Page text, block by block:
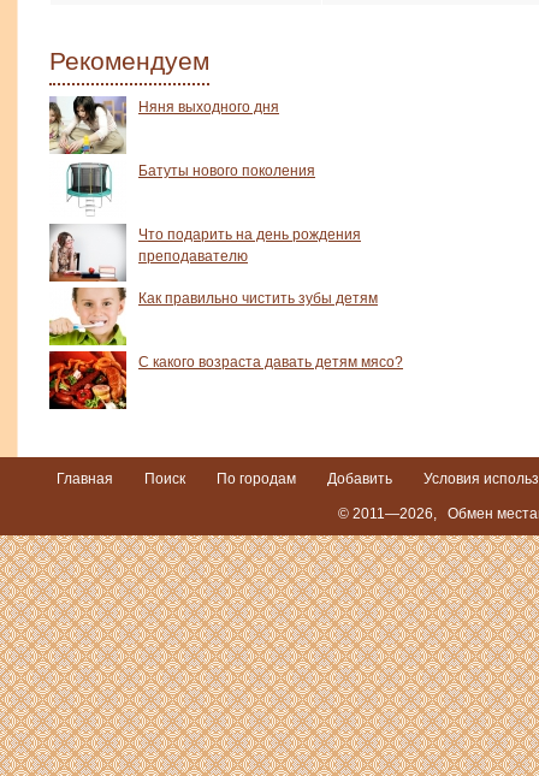
Рекомендуем
Няня выходного дня
Батуты нового поколения
Что подарить на день рождения
преподавателю
Как правильно чистить зубы детям
С какого возраста давать детям мясо?
Главная Поиск По городам Добавить Условия
© 2011—2026, Обмен